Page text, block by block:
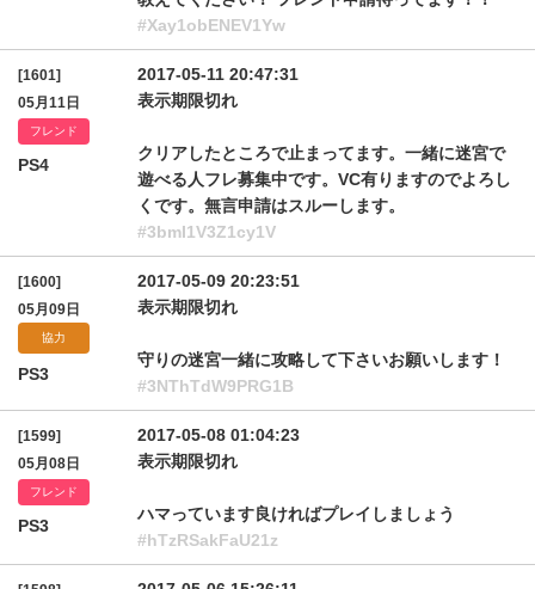
#Xay1obENEV1Yw
[1601]
05月11日
フレンド
PS4
2017-05-11 20:47:31
表示期限切れ
クリアしたところで止まってます。一緒に迷宮で
遊べる人フレ募集中です。VC有りますのでよろし
くです。無言申請はスルーします。
#3bmI1V3Z1cy1V
[1600]
05月09日
協力
PS3
2017-05-09 20:23:51
表示期限切れ
守りの迷宮一緒に攻略して下さいお願いします！
#3NThTdW9PRG1B
[1599]
05月08日
フレンド
PS3
2017-05-08 01:04:23
表示期限切れ
ハマっています良ければプレイしましょう
#hTzRSakFaU21z